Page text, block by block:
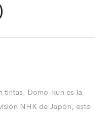
tiritas. Domo-kun es la
NHK de Japón, este